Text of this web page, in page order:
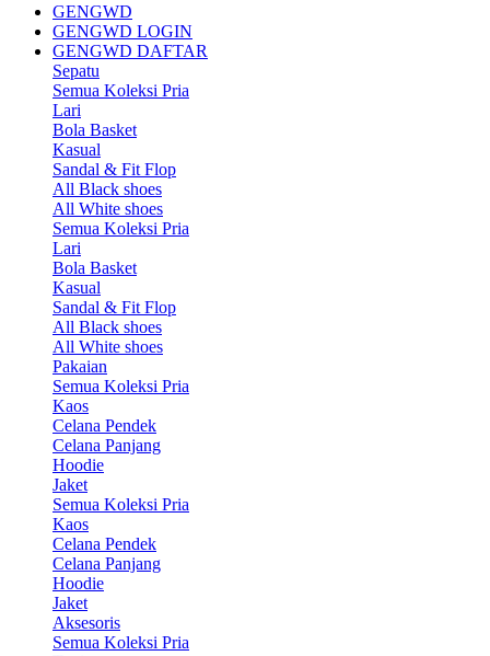
GENGWD
GENGWD LOGIN
GENGWD DAFTAR
Sepatu
Semua Koleksi Pria
Lari
Bola Basket
Kasual
Sandal & Fit Flop
All Black shoes
All White shoes
Semua Koleksi Pria
Lari
Bola Basket
Kasual
Sandal & Fit Flop
All Black shoes
All White shoes
Pakaian
Semua Koleksi Pria
Kaos
Celana Pendek
Celana Panjang
Hoodie
Jaket
Semua Koleksi Pria
Kaos
Celana Pendek
Celana Panjang
Hoodie
Jaket
Aksesoris
Semua Koleksi Pria